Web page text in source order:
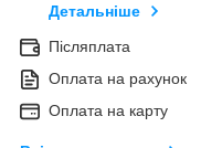
Детальніше
Післяплата
Оплата на рахунок
Оплата на карту